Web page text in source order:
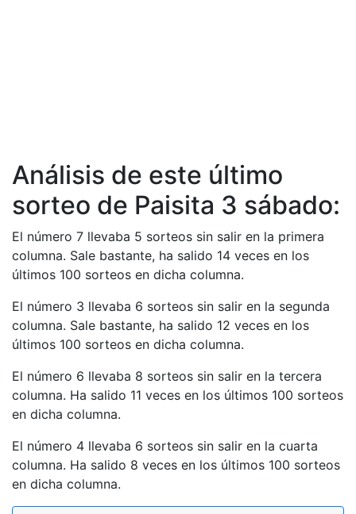
Análisis de este último
sorteo de Paisita 3 sábado:
El número 7 llevaba 5 sorteos sin salir en la primera
columna. Sale bastante, ha salido 14 veces en los
últimos 100 sorteos en dicha columna.
El número 3 llevaba 6 sorteos sin salir en la segunda
columna. Sale bastante, ha salido 12 veces en los
últimos 100 sorteos en dicha columna.
El número 6 llevaba 8 sorteos sin salir en la tercera
columna. Ha salido 11 veces en los últimos 100 sorteos
en dicha columna.
El número 4 llevaba 6 sorteos sin salir en la cuarta
columna. Ha salido 8 veces en los últimos 100 sorteos
en dicha columna.